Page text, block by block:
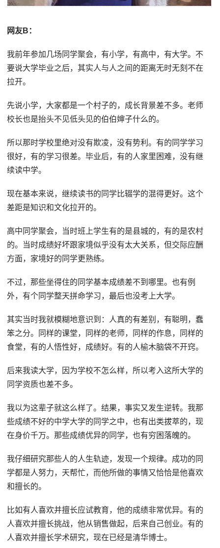
网友B：
我前年参加几场同学聚会，有小学，有高中，有大学。不
要说大学毕业之后，其实人与人之间的距离无时无刻不在
拉开。
先说小学，大家都是一个村子的，成长背景差不多。老师
校长也是抬头不见低头见的伯伯婶子什么的。
所以那时学校里绝对没有欺凌，没有势利。有的同学学习
很好，有的学习很差。毕业后，有的人家里困难，没有继
续读中学。
现在基本来说，继续读书的同学比辍学的混得更好。这个
差距是知识和文化拉开的。
高中同学聚会，当时班上学生有的是县城的，有的是农村
的。当时成绩好坏跟家境似乎没有太大关系，但交际应酬
方面，家境好的同学更熟练。
不过，那些坐得住的同学基本成绩差不到哪里。也有例
外，有个同学整天拼命学习，最后也没考上大学。
其实当时我就模糊地意识到：人真的有差别，有聪明，蠢
笨之分。同样的课堂，同样的老师，同样的作息，同样的
食堂，有的人悟性好，成绩好。有的人榆木脑袋不开窍。
后来我读大学，因为学校不怎么样，所以考入这所大学的
同学资质也差不多。
我以为这辈子就这么样了。结果，事实又发生逆转。我那
些成绩不好的中学大学的同学之中，也有出类拔萃的，现
在身价千万。那些成绩优异的同学，也有穷困落魄的。
我仔细研究那些人的人生轨迹，发现一个规律。成功的同
学都是人努力，天帮忙，而他所做的事情又恰恰是他喜欢
和擅长的。
比如有人喜欢并擅长应试教育，他的成绩非常优异。有的
人喜欢并擅长挑战，他从销售做起，后来自己创业。有的
人喜欢并擅长学术研究，现在已经是清华博士。